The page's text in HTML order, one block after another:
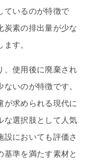
ているのが特徴で
炭素の排出量が少な
す。
、使用後に廃棄され
いのが特徴です。
が求められる現代に
な選択肢として人気
設においても評価さ
準を満たす素材と